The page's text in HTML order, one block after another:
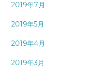
2019年7月
2019年5月
2019年4月
2019年3月